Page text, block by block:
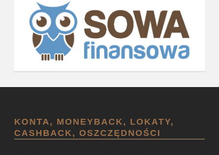
KONTA, MONEYBACK, LOKATY,
CASHBACK, OSZCZĘDNOŚCI